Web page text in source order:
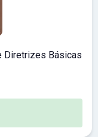
Diretrizes Básicas